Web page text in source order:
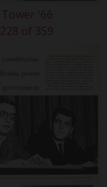
Tower '66
228 of 359